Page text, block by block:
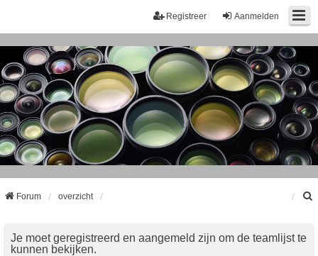
Aanmelden
Registreer
Forum overzicht
Je moet geregistreerd en aangemeld zijn om de teamlijst te
kunnen bekijken.